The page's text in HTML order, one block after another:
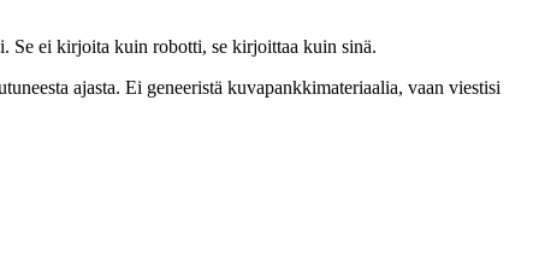
Se ei kirjoita kuin robotti, se kirjoittaa kuin sinä.
ajasta. Ei geneeristä kuvapankkimateriaalia, vaan viestisi